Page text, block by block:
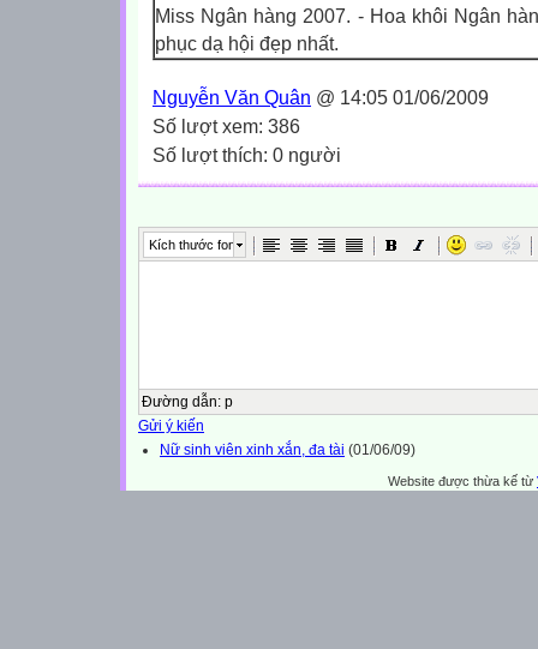
Miss Ngân hàng 2007. - Hoa khôi Ngân
phục dạ hội đẹp nhất.
Nguyễn Văn Quân @ 14:05 01/06/2009
Số lượt xem: 386
Số lượt thích: 0 người
Kích thước font
Đường dẫn: p
Gửi ý kiến
Nữ sinh viên xinh xắn, đa tài (01/06/09)
Website được thừa kế từ